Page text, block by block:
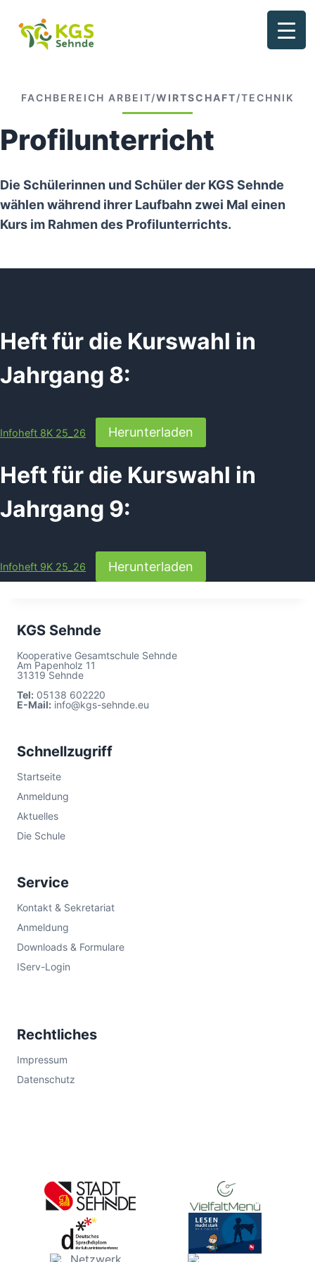
Inhalt
springen
FACHBEREICH ARBEIT/WIRTSCHAFT/TECHNIK
Profilunterricht
Die Schülerinnen und Schüler der KGS Sehnde
wählen während ihrer Laufbahn zwei Mal einen
Kurs im Rahmen des Profilunterrichts.
Heft für die Kurswahl in
Jahrgang 8:
Infoheft 8K 25_26 Herunterladen
Heft für die Kurswahl in
Jahrgang 9:
Infoheft 9K 25_26 Herunterladen
KGS Sehnde
Kooperative Gesamtschule Sehnde
Am Papenholz 11
31319 Sehnde
Tel: 05138 602220
E-Mail: info@kgs-sehnde.eu
Schnellzugriff
Startseite
Anmeldung
Aktuelles
Die Schule
Service
Kontakt & Sekretariat
Anmeldung
Downloads & Formulare
IServ-Login
Rechtliches
Impressum
Datenschutz